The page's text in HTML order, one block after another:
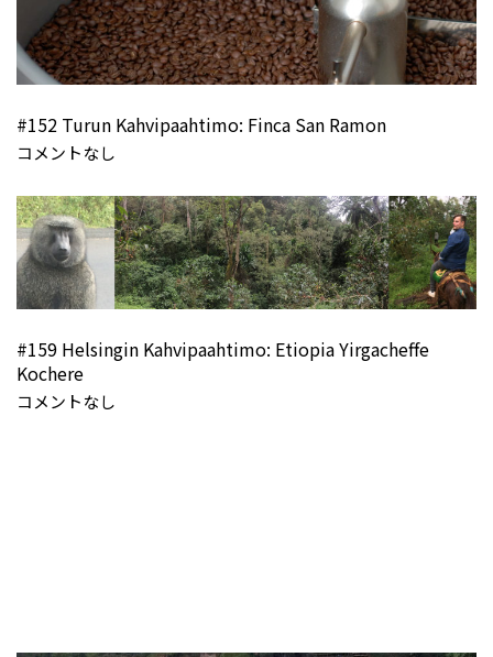
#152 Turun Kahvipaahtimo: Finca San Ramon
コメントなし
#159 Helsingin Kahvipaahtimo: Etiopia Yirgacheffe
Kochere
コメントなし